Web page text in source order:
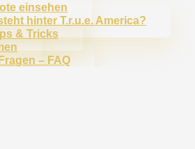
einsehen
hinter T.r.u.e. America?
& Tricks
– FAQ